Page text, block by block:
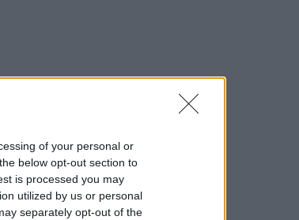
of your personal or
below opt-out section to
is processed you may
utilized by us or personal
separately opt-out of the